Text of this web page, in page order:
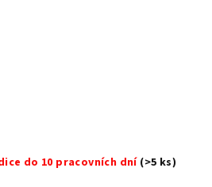
do 10 pracovních dní (>5 ks)